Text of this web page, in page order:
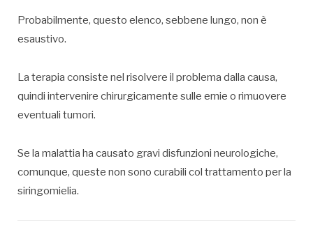
Probabilmente, questo elenco, sebbene lungo, non è
esaustivo.
La terapia consiste nel risolvere il problema dalla causa,
quindi intervenire chirurgicamente sulle ernie o rimuovere
eventuali tumori.
Se la malattia ha causato gravi disfunzioni neurologiche,
comunque, queste non sono curabili col trattamento per la
siringomielia.